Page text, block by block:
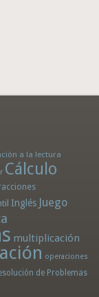
a la lectura
Cálculo
Inglés Juego
multiplicación
operaciones
de Problemas